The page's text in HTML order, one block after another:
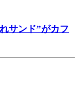
サンド”がカフ